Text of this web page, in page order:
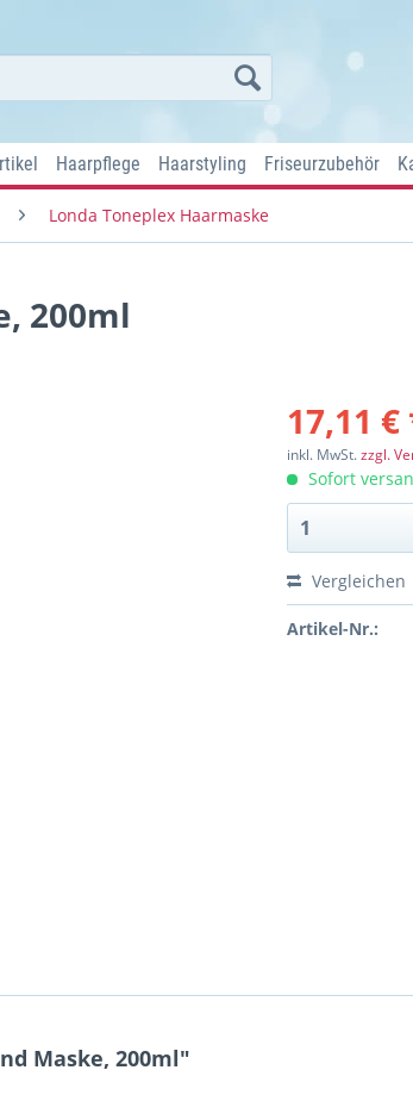
Haarpflege Haarstyling Friseurzubehör
Londa Toneplex Haarmaske
200ml
17,11 €
inkl. MwSt.zzgl.
Sofort
Vergleichen
Artikel-Nr.:
Maske, 200ml"